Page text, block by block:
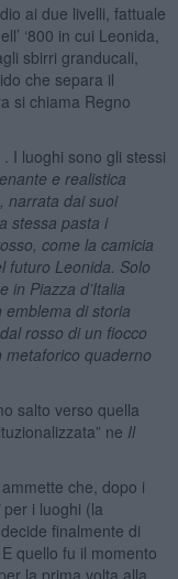
ai due livelli, fattuale
‘800 in cui Leonida,
sbirri granducali,
che separa il
si chiama Regno
. I luoghi sono gli stessi
e realistica
narrata dai suoi
stessa pasta i
come la camicia
futuro Leonida. Solo
in Piazza d’Italia
di storia
rosso di un fiocco
quaderno
salto verso quella
ne Il
che, dopo i
per i luoghi (la
finalmente di
quello fu il momento
la prima volta alla